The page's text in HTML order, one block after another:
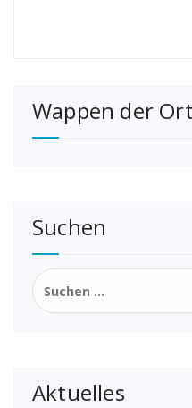
Wappen der
Suchen
Suchen
nach:
Aktuelles